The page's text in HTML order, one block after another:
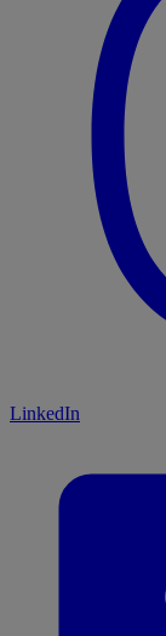
LinkedIn